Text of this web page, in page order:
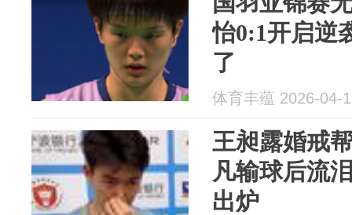
怡0:1开启逆
了
体育丰蕴 2026-04-
王昶露婚戒
凡输球后流
出炉